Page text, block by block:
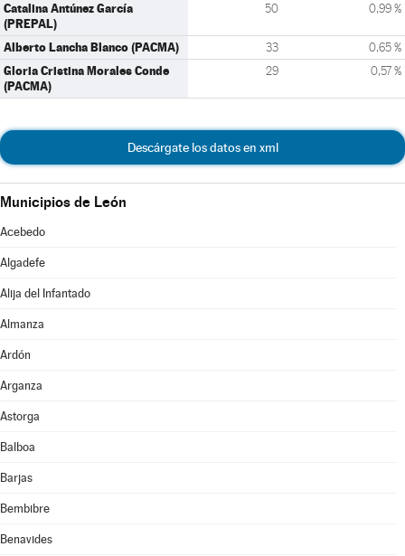
Catalina Antúnez García
(PREPAL)
50 0,99 %
Alberto Lancha Blanco (PACMA) 33 0,65 %
Gloria Cristina Morales Conde
(PACMA)
29 0,57 %
Descárgate los datos en xml
Municipios de León
Acebedo
Algadefe
Alija del Infantado
Almanza
Ardón
Arganza
Astorga
Balboa
Barjas
Bembibre
Benavides